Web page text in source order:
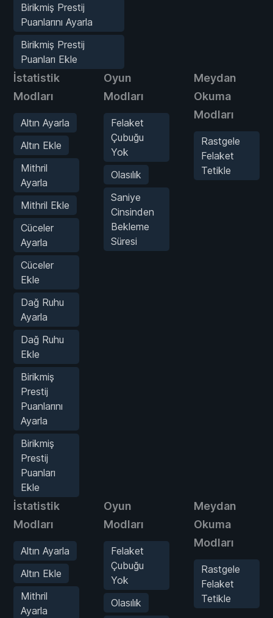
Birikmiş Prestij
Puanlarını Ayarla
Birikmiş Prestij
Puanları Ekle
İstatistik
Modları
Altın Ayarla
Altın Ekle
Mithril
Ayarla
Mithril Ekle
Cüceler
Ayarla
Cüceler
Ekle
Dağ Ruhu
Ayarla
Dağ Ruhu
Ekle
Birikmiş
Prestij
Puanlarını
Ayarla
Birikmiş
Prestij
Puanları
Ekle
Oyun
Modları
Felaket
Çubuğu
Yok
Olasılık
Saniye
Cinsinden
Bekleme
Süresi
Meydan
Okuma
Modları
Rastgele
Felaket
Tetikle
İstatistik
Modları
Altın Ayarla
Altın Ekle
Mithril
Ayarla
Oyun
Modları
Felaket
Çubuğu
Yok
Olasılık
Meydan
Okuma
Modları
Rastgele
Felaket
Tetikle